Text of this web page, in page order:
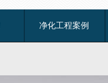
净化工程案例